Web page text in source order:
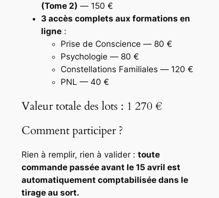
(Tome 2) — 150 €
3 accès complets aux formations en
ligne:
Prise de Conscience — 80 €
Psychologie — 80 €
Constellations Familiales — 120 €
PNL — 40 €
Valeur totale des lots : 1 270 €
Comment participer ?
Rien à remplir, rien à valider : toute
commande passée avant le 15 avril est
automatiquement comptabilisée dans le
tirage au sort.